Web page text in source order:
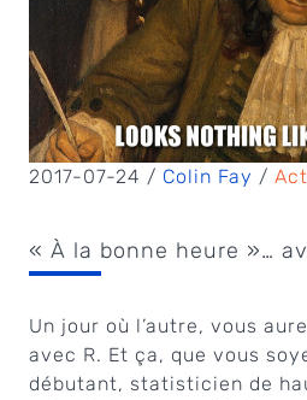
2017-07-24 / Colin Fay /
« À la bonne heure »…
Un jour où l’autre, vous
avec R. Et ça, que vous
débutant, statisticien de